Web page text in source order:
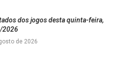
dos jogos desta quinta-feira,
2026
de 2026